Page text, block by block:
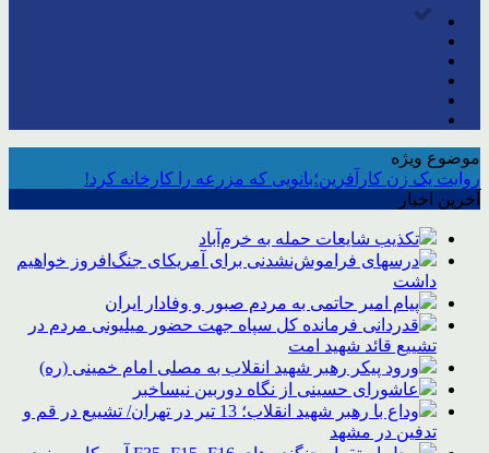
موضوع ویژه
روایت یک زن کارآفرین؛بانویی که مزرعه را کارخانه کرد!
آخرین اخبار
تکذیب شایعات حمله به خرم‌آباد
درسهای فراموش‌نشدنی برای آمریکای جنگ‌افروز خواهیم
داشت
پیام امیر حاتمی به مردم صبور و وفادار ایران
قدردانی فرمانده کل سپاه جهت حضور میلیونی مردم در
تشییع قائد شهید امت
ورود پیکر رهبر شهید انقلاب به مصلی امام خمینی (ره)
عاشورای حسینی از نگاه دوربین نیساخبر
وداع با رهبر شهید انقلاب؛ 13 تیر در تهران/ تشییع در قم و
تدفین در مشهد